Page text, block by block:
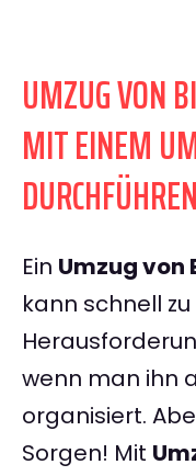
UMZUG VON
MIT EINEM
DURCHFÜHREN
Ein Umzug von
kann schnell
wenn man ihn
organisiert.
Sorgen! Mit